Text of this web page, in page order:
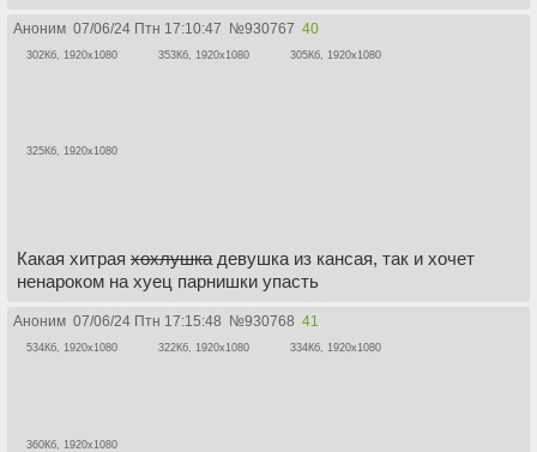
Аноним 07/06/24 Птн 17:10:47 №930767 40
302Кб, 1920x1080 353Кб, 1920x1080 305Кб, 1920x1080
325Кб, 1920x1080
Какая хитрая хохлушка девушка из кансая, так и хочет
ненароком на хуец парнишки упасть
Аноним 07/06/24 Птн 17:15:48 №930768 41
534Кб, 1920x1080 322Кб, 1920x1080 334Кб, 1920x1080
360Кб, 1920x1080